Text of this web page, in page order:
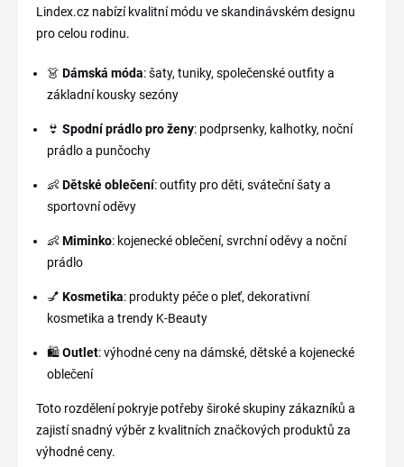
Lindex.cz nabízí kvalitní módu ve skandinávském designu
pro celou rodinu.
👗 Dámská móda: šaty, tuniky, společenské outfity a
základní kousky sezóny
👙 Spodní prádlo pro ženy: podprsenky, kalhotky, noční
prádlo a punčochy
👶Dětské oblečení: outfity pro děti, sváteční šaty a
sportovní oděvy
👶Miminko: kojenecké oblečení, svrchní oděvy a noční
prádlo
💅 Kosmetika: produkty péče o pleť, dekorativní
kosmetika a trendy K-Beauty
🛍️Outlet: výhodné ceny na dámské, dětské a kojenecké
oblečení
Toto rozdělení pokryje potřeby široké skupiny zákazníků a
zajistí snadný výběr z kvalitních značkových produktů za
výhodné ceny.